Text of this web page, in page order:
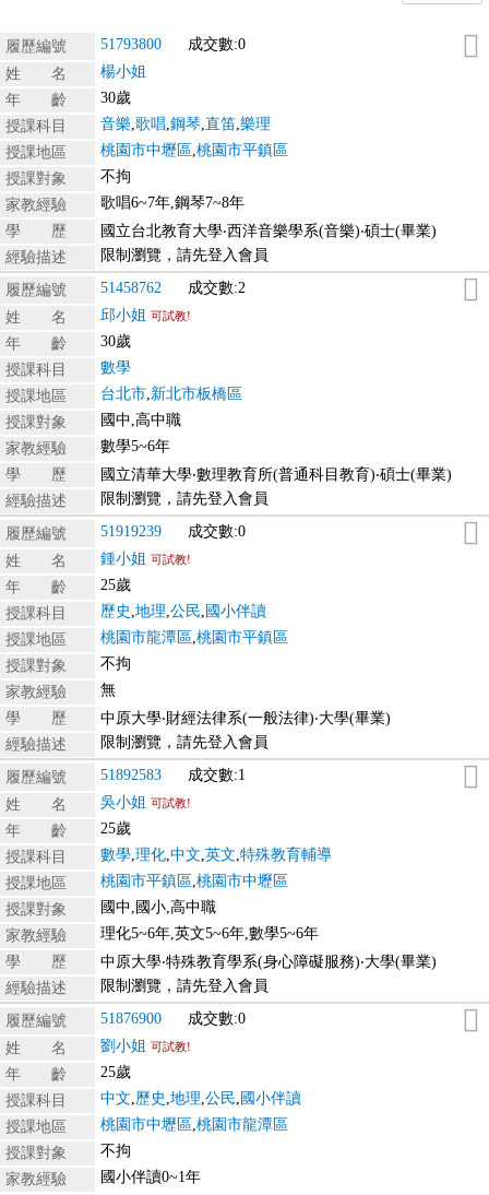
履歷編號 51793800
成交數:0
姓 名
楊小姐
年 齡
30歲
授課科目
音樂 歌唱 鋼琴 直笛 樂理
授課地區
桃園市中壢區 桃園市平鎮區
授課對象
不拘
家教經驗
歌唱6~7年,鋼琴7~8年
學 歷
國立台北教育大學‧西洋音樂學系(音樂)‧碩士(畢業)
經驗描述
限制瀏覽，請先登入會員
履歷編號 51458762
成交數:2
姓 名
邱小姐 可試教!
年 齡
30歲
授課科目
數學
授課地區
台北市 新北市板橋區
授課對象
國中,高中職
家教經驗
數學5~6年
學 歷
國立清華大學‧數理教育所(普通科目教育)‧碩士(畢業)
經驗描述
限制瀏覽，請先登入會員
履歷編號 51919239
成交數:0
姓 名
鍾小姐 可試教!
年 齡
25歲
授課科目
歷史 地理 公民 國小伴讀
授課地區
桃園市龍潭區 桃園市平鎮區
授課對象
不拘
家教經驗
無
學 歷
中原大學‧財經法律系(一般法律)‧大學(畢業)
經驗描述
限制瀏覽，請先登入會員
履歷編號 51892583
成交數:1
姓 名
吳小姐 可試教!
年 齡
25歲
授課科目
數學 理化 中文 英文 特殊教育輔導
授課地區
桃園市平鎮區 桃園市中壢區
授課對象
國中,國小,高中職
家教經驗
理化5~6年,英文5~6年,數學5~6年
學 歷
中原大學‧特殊教育學系(身心障礙服務)‧大學(畢業)
經驗描述
限制瀏覽，請先登入會員
履歷編號 51876900
成交數:0
姓 名
劉小姐 可試教!
年 齡
25歲
授課科目
中文 歷史 地理 公民 國小伴讀
授課地區
桃園市中壢區 桃園市龍潭區
授課對象
不拘
家教經驗
國小伴讀0~1年